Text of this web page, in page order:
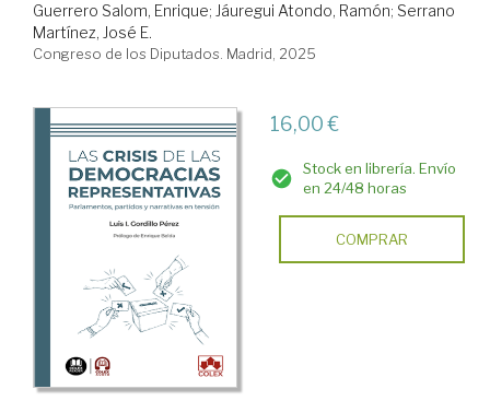
Guerrero Salom, Enrique; Jáuregui Atondo, Ramón; Serrano
Martínez, José E.
Congreso de los Diputados. Madrid, 2025
16,00 €
Stock en librería. Envío
en 24/48 horas
COMPRAR